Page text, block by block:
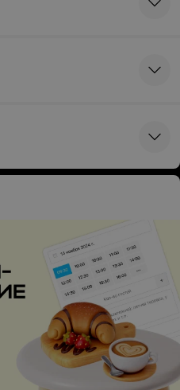
Генеральская закуска
(мясная нарезка)
290 г • Пастрома курина
копченая, вяленая говядина,
балык из свинины, колбаса
Ностальгия, полендвица